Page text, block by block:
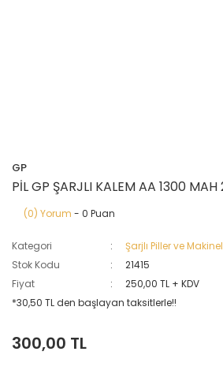
GP
PİL GP ŞARJLI KALEM AA 1300
(0) Yorum - 0 Puan
Kategori
Şarjlı Piller ve
Stok Kodu
21415
Fiyat
250,00 TL + KDV
*30,50 TL den başlayan taksitlerle!!
300,00 TL